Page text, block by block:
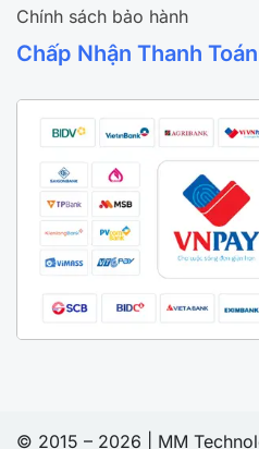
Chính sách bảo hành
Chấp Nhận Thanh Toán
© 2015 – 2026 | MM